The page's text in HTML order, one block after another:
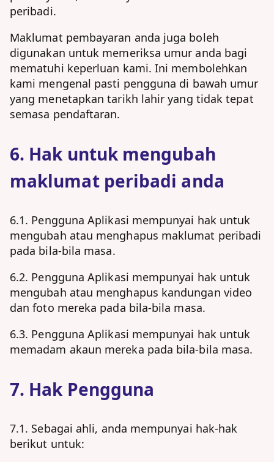
peribadi.
Maklumat pembayaran anda juga boleh
digunakan untuk memeriksa umur anda bagi
mematuhi keperluan kami. Ini membolehkan
kami mengenal pasti pengguna di bawah umur
yang menetapkan tarikh lahir yang tidak tepat
semasa pendaftaran.
6. Hak untuk mengubah
maklumat peribadi anda
6.1. Pengguna Aplikasi mempunyai hak untuk
mengubah atau menghapus maklumat peribadi
pada bila-bila masa.
6.2. Pengguna Aplikasi mempunyai hak untuk
mengubah atau menghapus kandungan video
dan foto mereka pada bila-bila masa.
6.3. Pengguna Aplikasi mempunyai hak untuk
memadam akaun mereka pada bila-bila masa.
7. Hak Pengguna
7.1. Sebagai ahli, anda mempunyai hak-hak
berikut untuk: